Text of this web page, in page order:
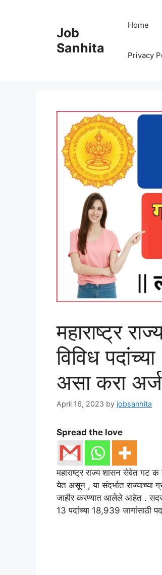
Job
Sanhita
Home
Privacy
महाराष्ट्र
विविध
असा करा
April 16, 2023 by jobsanhita
Spread the love
महाराष्ट्र राज्य शासन सेवेत गट क
येत असून , या संदर्भात राज्याच्या
जाहीर करण्यात आलेले आहेत . सदर
13 पदांच्या 18,939 जागांसाठी